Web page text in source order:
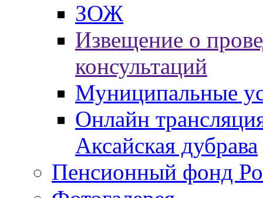
ЗОЖ
Извещение о
консультаций
Муниципальные
Онлайн
Аксайская дубрава
Пенсионный фонд